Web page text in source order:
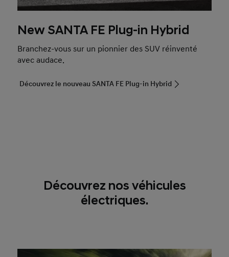
New SANTA FE Plug-in Hybrid
Branchez-vous sur un pionnier des SUV réinventé
avec audace.
Découvrez le nouveau SANTA FE Plug-in Hybrid
Découvrez nos véhicules
électriques.